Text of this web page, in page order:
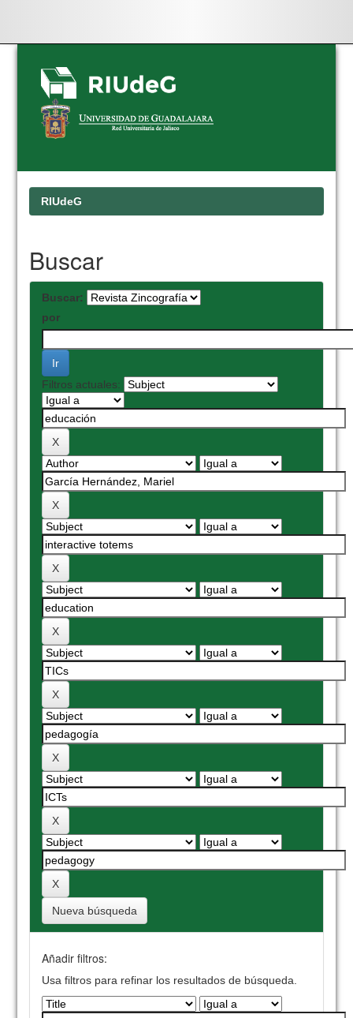
Skip
navigation
RIUdeG
Buscar
Buscar:
por
Filtros actuales:
Nueva búsqueda
Añadir filtros:
Usa filtros para refinar los resultados de búsqueda.